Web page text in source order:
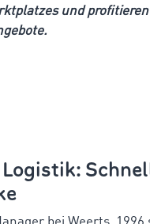
und